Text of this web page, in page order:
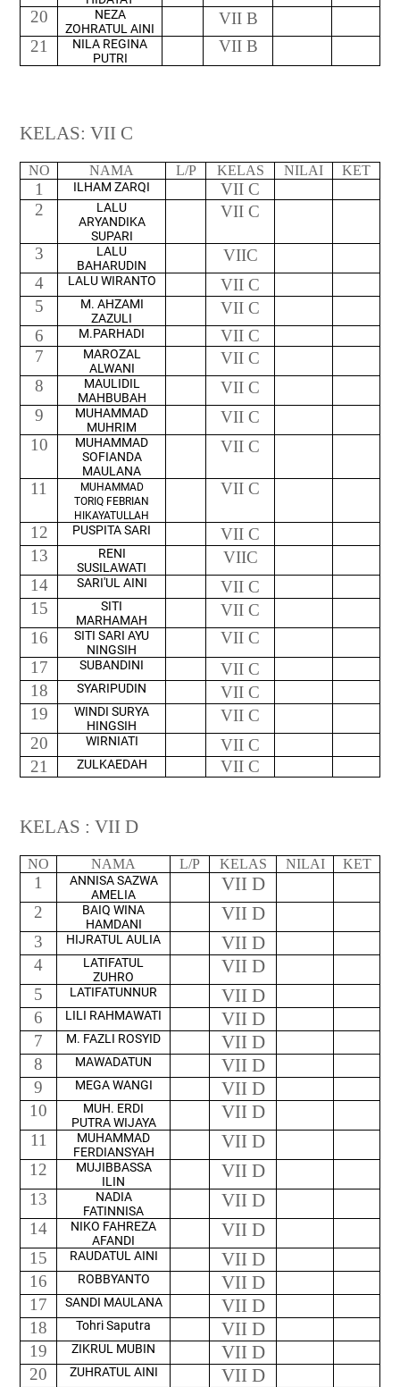
20
NEZA
ZOHRATUL AINI
VII B
21
NILA REGINA
PUTRI
VII B
KELAS: VII C
NO NAMA L/P KELAS NILAI KET
1 ILHAM ZARQI
VII C
2
LALU
ARYANDIKA
SUPARI
VII C
3
LALU
BAHARUDIN
VIIC
4
LALU WIRANTO
VII C
5
M. AHZAMI
ZAZULI
VII C
6
M.PARHADI
VII C
7
MAROZAL
ALWANI
VII C
8
MAULIDIL
MAHBUBAH
VII C
9
MUHAMMAD
MUHRIM
VII C
10
MUHAMMAD
SOFIANDA
MAULANA
VII C
11
MUHAMMAD
TORIQ FEBRIAN
HIKAYATULLAH
VII C
12 PUSPITA SARI
VII C
13
RENI
SUSILAWATI
VIIC
14
SARI'UL AINI
VII C
15
SITI
MARHAMAH
VII C
16
SITI SARI AYU
NINGSIH
VII C
17
SUBANDINI
VII C
18
SYARIPUDIN
VII C
19
WINDI SURYA
HINGSIH
VII C
20
WIRNIATI
VII C
21
ZULKAEDAH VII C
KELAS : VII D
NO NAMA L/P KELAS NILAI KET
1
ANNISA SAZWA
AMELIA
VII D
2
BAIQ WINA
HAMDANI
VII D
3 HIJRATUL AULIA VII D
4
LATIFATUL
ZUHRO
VII D
5 LATIFATUNNUR VII D
6 LILI RAHMAWATI VII D
7 M. FAZLI ROSYID VII D
8 MAWADATUN VII D
9 MEGA WANGI VII D
10
MUH. ERDI
PUTRA WIJAYA
VII D
11
MUHAMMAD
FERDIANSYAH
VII D
12
MUJIBBASSA
ILIN
VII D
13
NADIA
FATINNISA
VII D
14
NIKO FAHREZA
AFANDI
VII D
15 RAUDATUL AINI VII D
16 ROBBYANTO VII D
17 SANDI MAULANA VII D
18 Tohri Saputra VII D
19 ZIKRUL MUBIN VII D
20 ZUHRATUL AINI VII D